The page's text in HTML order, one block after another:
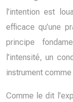
l’intention est
efficace qu’une
principe
l’intensité, un
instrument
Comme le dit